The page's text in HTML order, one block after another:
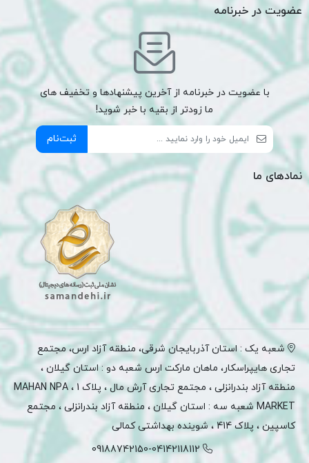
عضویت در خبرنامه
با عضویت در خبرنامه از آخرین پیشنهادها و تخفیف های
ما زودتر از بقیه با خبر شوید!
ثبت‌نام
نمادهای ما
شعبه یک : استان آذربایجان شرقی، منطقه آزاد ارس، مجتمع
تجاری هایپراسکار، ماهان مارکت ارس شعبه دو : استان گیلان ،
منطقه آزاد بندرانزلی ، مجتمع تجاری آرش مال ، پلاک 1 ، MAHAN NPA
MARKET شعبه سه : استان گیلان ، منطقه آزاد بندرانزلی ، مجتمع
کاسپین ، پلاک 414 ، شوینده بهداشتی کمالی
09188742150-04142118112